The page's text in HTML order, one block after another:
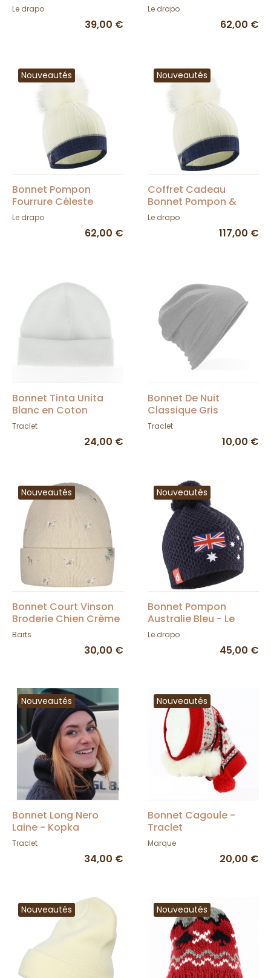
Le drapo
39,00 €
LeDrapo
Le drapo
62,00 €
Nouveautés
Bonnet Pompon
Fourrure Céleste
Crème & Bleu -
LeDrapo
Le drapo
62,00 €
Nouveautés
Coffret Cadeau
Bonnet Pompon &
Ècharpe - LeDrapo
Le drapo
117,00 €
Bonnet Tinta Unita
Blanc en Coton
Traclet
24,00 €
Bonnet De Nuit
Classique Gris
Traclet
10,00 €
Nouveautés
Bonnet Court Vinson
Broderie Chien Crème
- Barts
Barts
30,00 €
Nouveautés
Bonnet Pompon
Australie Bleu - Le
Drapo
Le drapo
45,00 €
Nouveautés
Bonnet Long Nero
Laine - Kopka
Traclet
34,00 €
Nouveautés
Bonnet Cagoule -
Traclet
Marque
20,00 €
Nouveautés Nouveautés